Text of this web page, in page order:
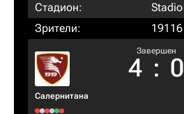
Стадион:
Зрители:
19116
Салернитана
Завершен
4 : 0